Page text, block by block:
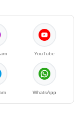
YouTube
WhatsApp